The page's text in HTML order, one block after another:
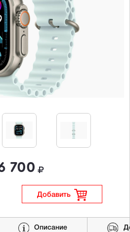
700
Добавить
Описание